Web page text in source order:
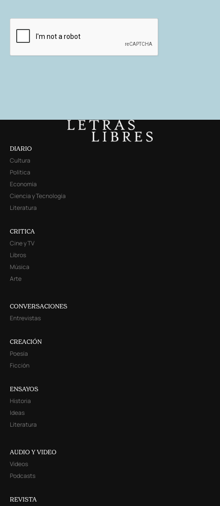
DIARIO
Cultura
Política
Economía
Ciencia y Tecnología
Literatura
CRITICA
Cine y TV
Libros
Música
Arte
CONVERSACIONES
Entrevistas
CREACIÓN
Poesía
Ficción
ENSAYOS
Historia
Ideas
Literatura
AUDIO Y VIDEO
Videos
Podcasts
REVISTA